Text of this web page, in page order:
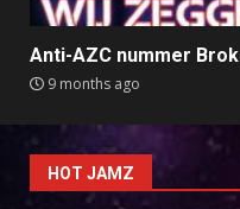
Anti-AZC nummer
9 months ago
HOT JAMZ